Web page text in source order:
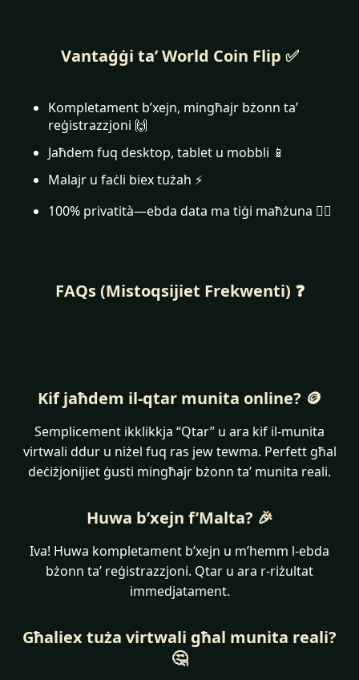
Vantaġġi ta’ World Coin Flip ✅
Kompletament b’xejn, mingħajr bżonn ta’
reġistrazzjoni 🙌
Jaħdem fuq desktop, tablet u mobbli 📱
Malajr u faċli biex tużah ⚡
100% privatità—ebda data ma tiġi maħżuna 🕵️‍♂️
FAQs (Mistoqsijiet Frekwenti) ❓
Kif jaħdem il-qtar munita online? 🪙
Semplicement ikklikkja “Qtar” u ara kif il-munita
virtwali ddur u niżel fuq ras jew tewma. Perfett għal
deċiżjonijiet ġusti mingħajr bżonn ta’ munita reali.
Huwa b’xejn f’Malta? 🎉
Iva! Huwa kompletament b’xejn u m’hemm l-ebda
bżonn ta’ reġistrazzjoni. Qtar u ara r-riżultat
immedjatament.
Għaliex tuża virtwali għal munita reali?
🤔